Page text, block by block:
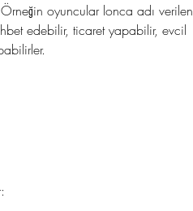
oyuncular lonca adı verilen
edebilir, ticaret yapabilir, evcil